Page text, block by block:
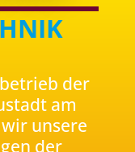
der
am
unsere
der